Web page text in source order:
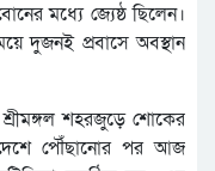
মধ্যে জ্যেষ্ঠ ছিলেন।
দুজনই প্রবাসে অবস্থান
শহরজুড়ে শোকের
দেশে পৌঁছানোর পর আজ